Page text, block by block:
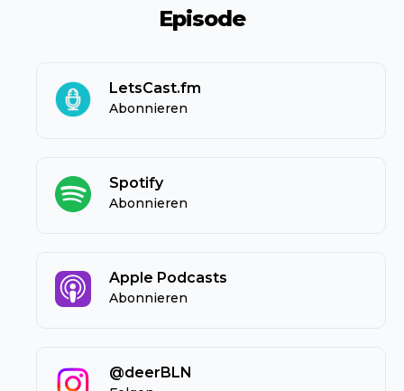
Episode
LetsCast.fm
Abonnieren
Spotify
Abonnieren
Apple Podcasts
Abonnieren
@deerBLN